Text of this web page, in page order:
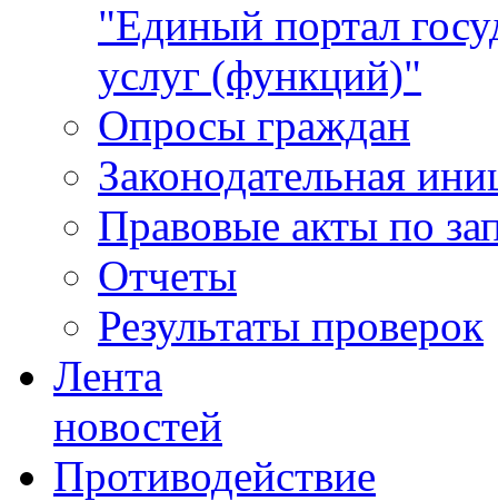
"Единый портал
услуг (функций)"
Опросы граждан
Законодательная
Правовые акты по
Отчеты
Результаты проверок
Лента
новостей
Противодействие